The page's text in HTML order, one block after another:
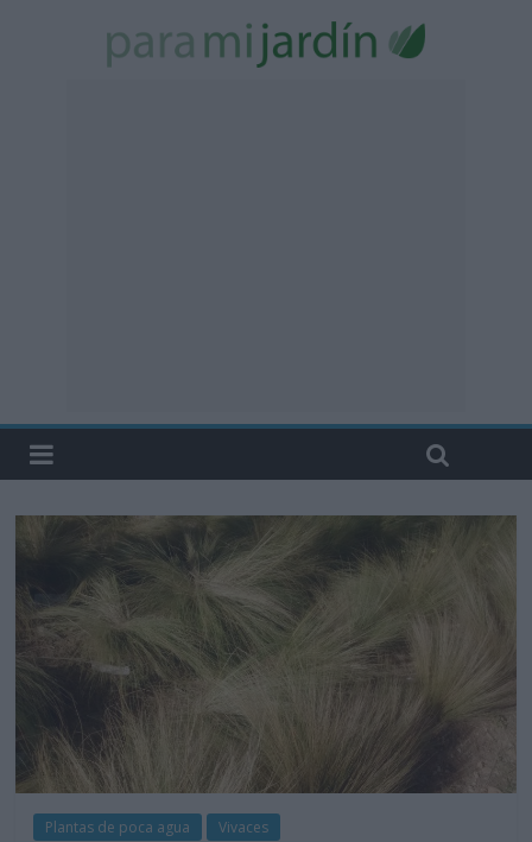
Plantas de poca agua Vivaces